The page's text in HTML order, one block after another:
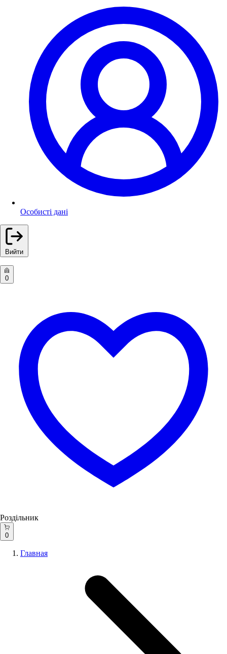
Особисті дані
Вийти
0
Роздільник
0
Главная